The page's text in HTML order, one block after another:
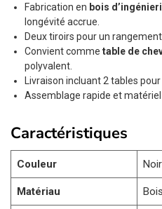
Fabrication en bois
longévité accrue.
Deux tiroirs pour un
Convient comme table de
polyvalent.
Livraison incluant 2 tables
Assemblage rapide et
Caractéristiques
Couleur Noir
Matériau